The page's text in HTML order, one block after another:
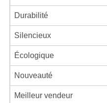
Durabilité
Silencieux
Écologique
Nouveauté
Meilleur vendeur